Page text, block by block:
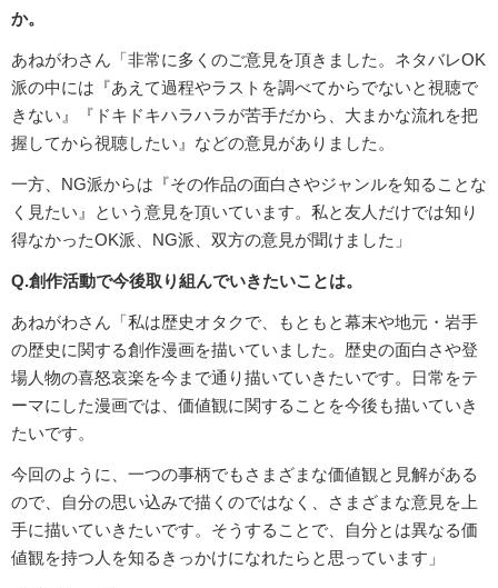
か。
あねがわさん「非常に多くのご意見を頂きました。ネタバレOK
派の中には『あえて過程やラストを調べてからでないと視聴で
きない』『ドキドキハラハラが苦手だから、大まかな流れを把
握してから視聴したい』などの意見がありました。
一方、NG派からは『その作品の面白さやジャンルを知ることな
く見たい』という意見を頂いています。私と友人だけでは知り
得なかったOK派、NG派、双方の意見が聞けました」
Q.創作活動で今後取り組んでいきたいことは。
あねがわさん「私は歴史オタクで、もともと幕末や地元・岩手
の歴史に関する創作漫画を描いていました。歴史の面白さや登
場人物の喜怒哀楽を今まで通り描いていきたいです。日常をテ
ーマにした漫画では、価値観に関することを今後も描いていき
たいです。
今回のように、一つの事柄でもさまざまな価値観と見解がある
ので、自分の思い込みで描くのではなく、さまざまな意見を上
手に描いていきたいです。そうすることで、自分とは異なる価
値観を持つ人を知るきっかけになれたらと思っています」